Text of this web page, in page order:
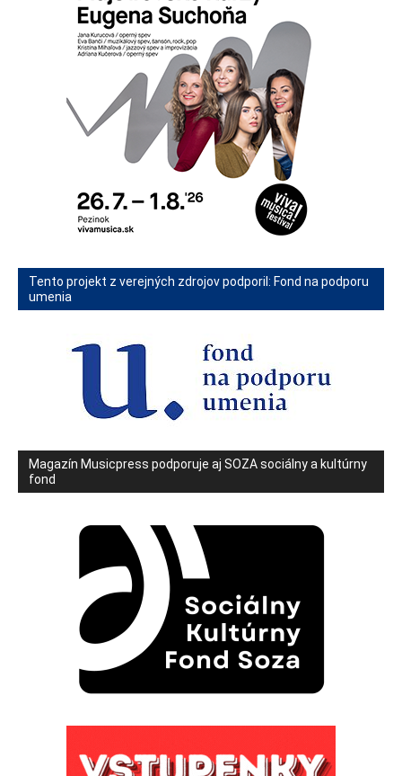
Tento projekt z verejných zdrojov podporil: Fond na podporu
umenia
Magazín Musicpress podporuje aj SOZA sociálny a kultúrny
fond